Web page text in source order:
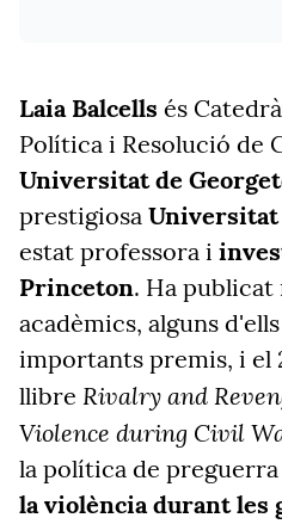
Laia Balcells és
Política i Resolució de
Universitat de
prestigiosa Universitat
estat professora i
Princeton. Ha
acadèmics, alguns
importants premis, i el
llibre Rivalry and
Violence during Civil
la política de preguerra
la violència durant les